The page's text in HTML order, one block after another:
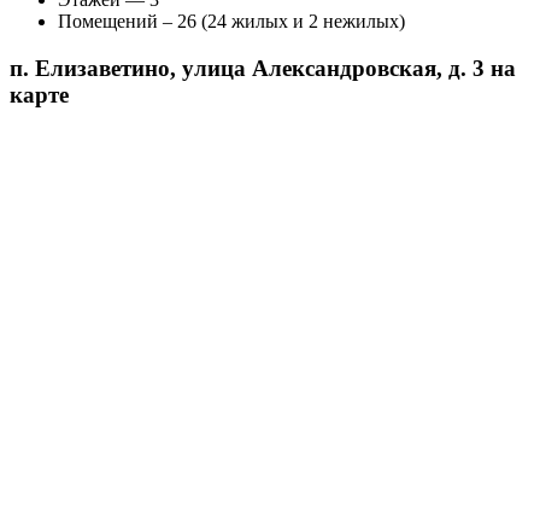
Помещений – 26 (24 жилых и 2 нежилых)
п. Елизаветино, улица Александровская, д. 3 на
карте